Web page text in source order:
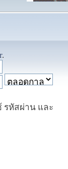
.
รหัสผ่าน และ